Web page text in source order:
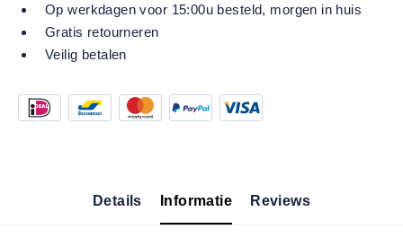
Op werkdagen voor 15:00u besteld, morgen in huis
Gratis retourneren
Veilig betalen
Details Informatie Reviews